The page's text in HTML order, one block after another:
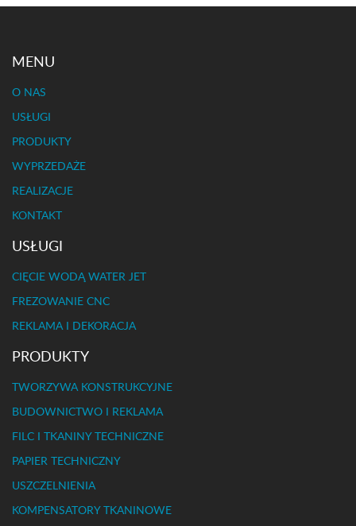
MENU
O NAS
USŁUGI
PRODUKTY
WYPRZEDAŻE
REALIZACJE
KONTAKT
USŁUGI
CIĘCIE WODĄ WATER JET
FREZOWANIE CNC
REKLAMA I DEKORACJA
PRODUKTY
TWORZYWA KONSTRUKCYJNE
BUDOWNICTWO I REKLAMA
FILC I TKANINY TECHNICZNE
PAPIER TECHNICZNY
USZCZELNIENIA
KOMPENSATORY TKANINOWE